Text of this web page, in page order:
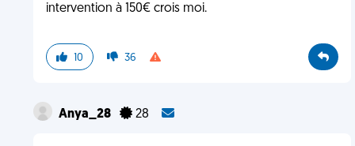
intervention à 150€ crois moi.
10 36
Anya_28 28